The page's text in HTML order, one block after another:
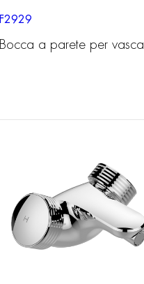
F2929
Bocca a parete per vasca